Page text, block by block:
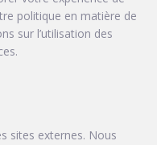
politique en matière de
sur l’utilisation des
sites externes. Nous